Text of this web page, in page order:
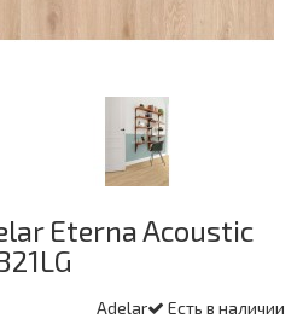
Eterna Acoustic
Есть в наличии
Adelar